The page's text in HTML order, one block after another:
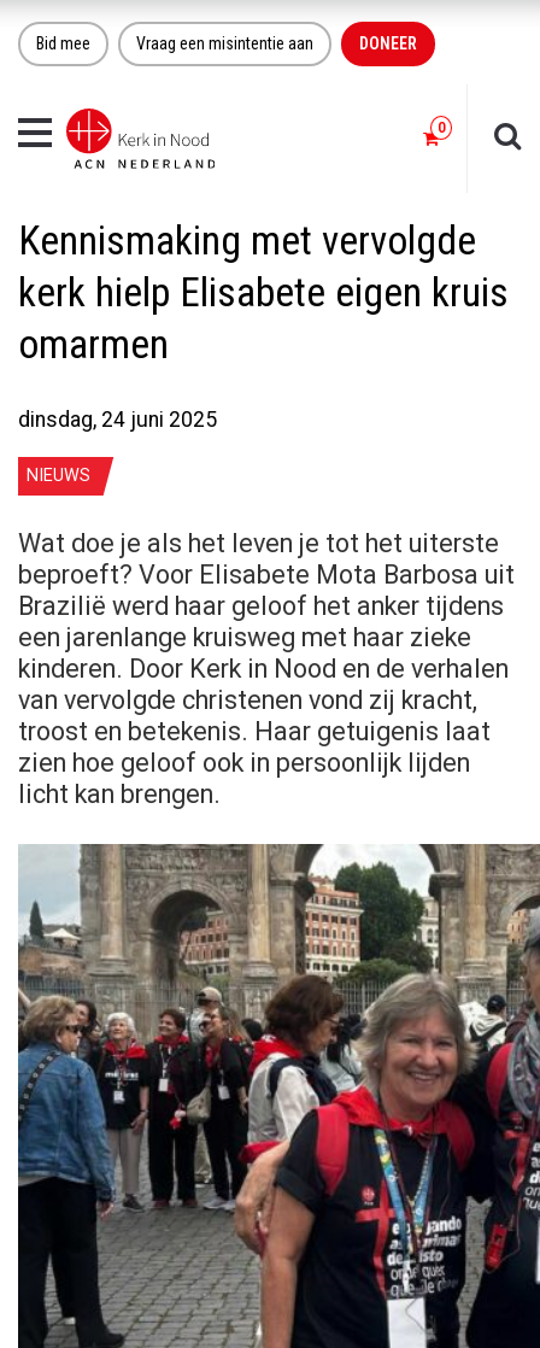
Bid mee Vraag een misintentie aan DONEER
Toggle
navigation
Kennismaking met vervolgde
kerk hielp Elisabete eigen kruis
omarmen
dinsdag, 24 juni 2025
NIEUWS
Wat doe je als het leven je tot het uiterste
beproeft? Voor Elisabete Mota Barbosa uit
Brazilië werd haar geloof het anker tijdens
een jarenlange kruisweg met haar zieke
kinderen. Door Kerk in Nood en de verhalen
van vervolgde christenen vond zij kracht,
troost en betekenis. Haar getuigenis laat
zien hoe geloof ook in persoonlijk lijden
licht kan brengen.